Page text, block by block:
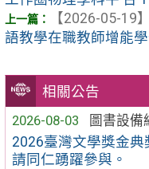
相關公告
2026-08-03
圖書設備
2026臺灣文學獎金
請同仁踴躍參與。
【2026-05-19】
語教學在職教師增能